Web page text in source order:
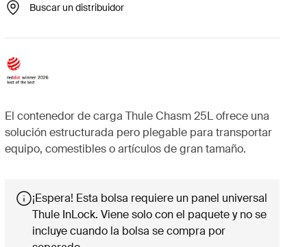
Buscar un distribuidor
El contenedor de carga Thule Chasm 25L ofrece una
solución estructurada pero plegable para transportar
equipo, comestibles o artículos de gran tamaño.
¡Espera! Esta bolsa requiere un panel universal
Thule InLock. Viene solo con el paquete y no se
incluye cuando la bolsa se compra por